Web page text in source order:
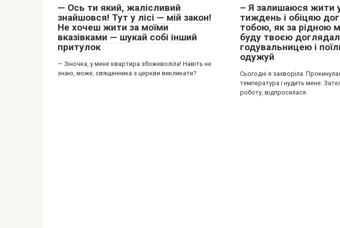
— Ось ти який, жалісливий
знайшовся! Тут у лісі — мій закон!
Не хочеш жити за моїми
вказівками — шукай собі інший
притулок
— Зіночка, у мене квартира збожеволіла! Навіть не
знаю, може, священника з церкви викликати?
– Я залишаюся жити
тиждень і обіцяю
тобою, як за рідною
буду твоєю
годувальницею і
одужуй
Сьогодні я захворіла.
температура і нудить мене.
роботу, відпросилася.